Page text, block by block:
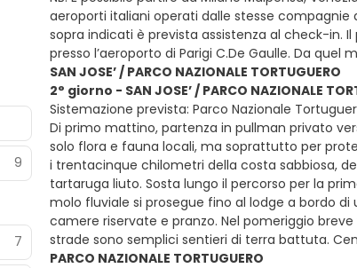
9
7
aeroporti italiani operati dalle stesse compagnie
sopra indicati è prevista assistenza al check-in.
presso l’aeroporto di Parigi C.De Gaulle. Da
SAN JOSE’ / PARCO NAZIONALE TORTUGUERO
2° giorno - SAN JOSE’ / PARCO NAZIONALE
Sistemazione prevista: Parco Nazionale
Di primo mattino, partenza in pullman privato
solo flora e fauna locali, ma soprattutto per
i trentacinque chilometri della costa sabbiosa,
tartaruga liuto. Sosta lungo il percorso per la
molo fluviale si prosegue fino al lodge a bordo di
camere riservate e pranzo. Nel pomeriggio
strade sono semplici sentieri di terra battuta.
PARCO NAZIONALE TORTUGUERO